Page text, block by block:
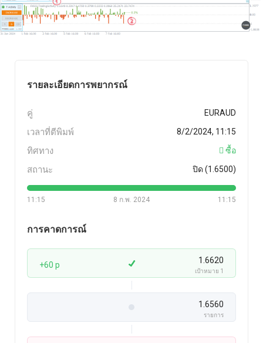
รายละเอียดการพยากรณ์
คู่ EURAUD
เวลาที่ตีพิมพ์ 8/2/2024, 11:15
ทิศทาง ซื้อ
สถานะ ปิด (1.6500)
11:15 11:15
8 ก.พ. 2024
การคาดการณ์
+60 p 1.6620
เป้าหมาย 1
1.6560
รายการ